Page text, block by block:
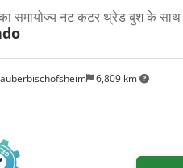
6,809 km
समायोज्य नट कटर थ्रेड बुश के साथ